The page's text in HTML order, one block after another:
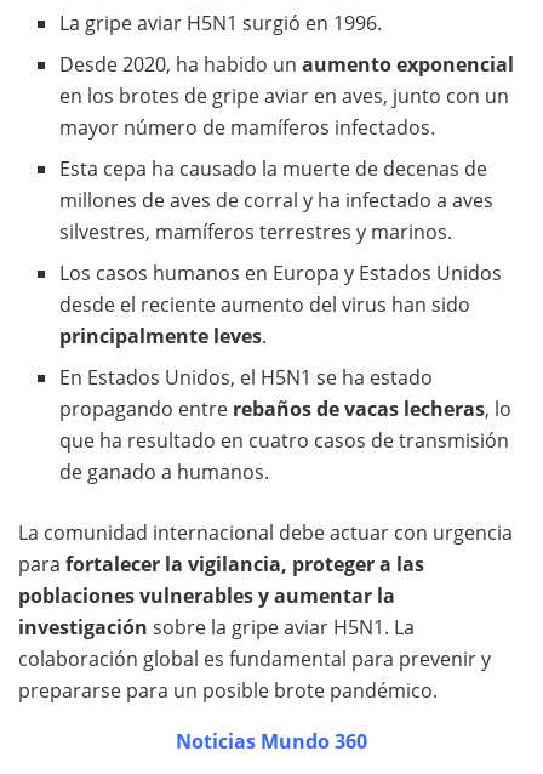
La gripe aviar H5N1 surgió en 1996.
Desde 2020, ha habido unaumento exponencial
en los brotes de gripe aviar en aves, junto con un
mayor número de mamíferos infectados.
Esta cepa ha causado la muerte de decenas de
millones de aves de corral y ha infectado a aves
silvestres, mamíferos terrestres y marinos.
Los casos humanos en Europa y Estados Unidos
desde el reciente aumento del virus han sido
principalmente leves.
En Estados Unidos, el H5N1 se ha estado
propagando entre rebaños de vacas lecheras, lo
que ha resultado en cuatro casos de transmisión
de ganado a humanos.
La comunidad internacional debe actuar con urgencia
para fortalecer la vigilancia, proteger a las
poblaciones vulnerables y aumentar la
investigación sobre la gripe aviar H5N1. La
colaboración global es fundamental para prevenir y
prepararse para un posible brote pandémico.
Noticias Mundo 360